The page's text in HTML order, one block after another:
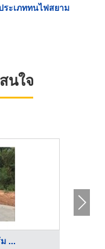
ระเภททนไฟสยาม
นใจ
...